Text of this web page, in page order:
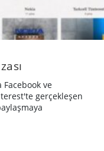
Facebook ve
gerçekleşen